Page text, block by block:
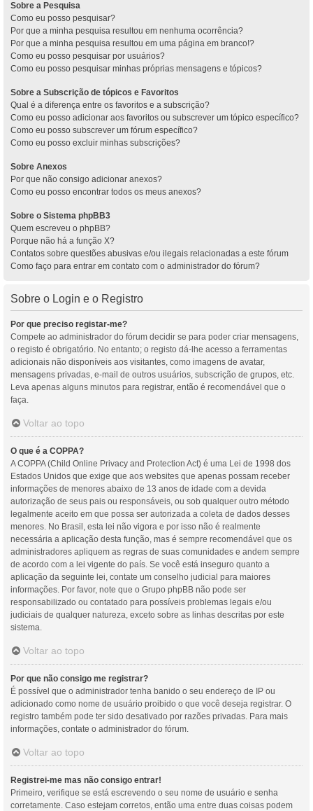
Sobre a Pesquisa
Como eu posso pesquisar?
Por que a minha pesquisa resultou em nenhuma ocorrência?
Por que a minha pesquisa resultou em uma página em branco!?
Como eu posso pesquisar por usuários?
Como eu posso pesquisar minhas próprias mensagens e tópicos?
Sobre a Subscrição de tópicos e Favoritos
Qual é a diferença entre os favoritos e a subscrição?
Como eu posso adicionar aos favoritos ou subscrever um tópico específico?
Como eu posso subscrever um fórum específico?
Como eu posso excluir minhas subscrições?
Sobre Anexos
Por que não consigo adicionar anexos?
Como eu posso encontrar todos os meus anexos?
Sobre o Sistema phpBB3
Quem escreveu o phpBB?
Porque não há a função X?
Contatos sobre questões abusivas e/ou ilegais relacionadas a este fórum
Como faço para entrar em contato com o administrador do fórum?
Sobre o Login e o Registro
Por que preciso registar-me?
Compete ao administrador do fórum decidir se para poder criar mensagens,
o registo é obrigatório. No entanto; o registo dá-lhe acesso a ferramentas
adicionais não disponíveis aos visitantes, como imagens de avatar,
mensagens privadas, e-mail de outros usuários, subscrição de grupos, etc.
Leva apenas alguns minutos para registrar, então é recomendável que o
faça.
Voltar ao topo
O que é a COPPA?
A COPPA (Child Online Privacy and Protection Act) é uma Lei de 1998 dos
Estados Unidos que exige que aos websites que apenas possam receber
informações de menores abaixo de 13 anos de idade com a devida
autorização de seus pais ou responsáveis, ou sob qualquer outro método
legalmente aceito em que possa ser autorizada a coleta de dados desses
menores. No Brasil, esta lei não vigora e por isso não é realmente
necessária a aplicação desta função, mas é sempre recomendável que os
administradores apliquem as regras de suas comunidades e andem sempre
de acordo com a lei vigente do país. Se você está inseguro quanto a
aplicação da seguinte lei, contate um conselho judicial para maiores
informações. Por favor, note que o Grupo phpBB não pode ser
responsabilizado ou contatado para possíveis problemas legais e/ou
judiciais de qualquer natureza, exceto sobre as linhas descritas por este
sistema.
Voltar ao topo
Por que não consigo me registrar?
É possível que o administrador tenha banido o seu endereço de IP ou
adicionado como nome de usuário proibido o que você deseja registrar. O
registro também pode ter sido desativado por razões privadas. Para mais
informações, contate o administrador do fórum.
Voltar ao topo
Registrei-me mas não consigo entrar!
Primeiro, verifique se está escrevendo o seu nome de usuário e senha
corretamente. Caso estejam corretos, então uma entre duas coisas podem